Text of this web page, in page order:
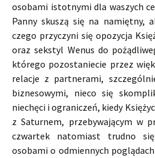
osobami istotnymi dla waszych
Panny skuszą się na namiętny,
czego przyczyni się opozycja
oraz sekstyl Wenus do
którego pozostaniecie przez
relacje z partnerami,
biznesowymi, nieco się
niechęci i ograniczeń, kiedy
z Saturnem, przebywającym w
czwartek natomiast trudno
osobami o odmiennych